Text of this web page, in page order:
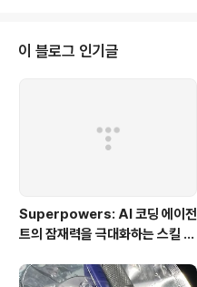
요?"GitHub MCP, Notion MCP,
할 수 있는 건 다 연결해두면 편할 것 같
이 블로그 인기글
Superpowers: AI 코딩 에이전
트의 잠재력을 극대화하는 스킬 프